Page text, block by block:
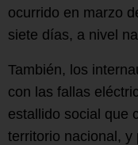
ocurrido en marzo
siete días, a nivel
También, los
con las fallas
estallido social que
territorio nacional, y